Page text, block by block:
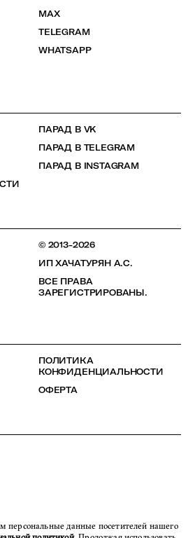
MAX
TELEGRAM
WHATSAPP
ПАРАД В VK
ПАРАД В TELEGRAM
ПАРАД В INSTAGRAM
© 2013-2026
ИП ХАЧАТУРЯН А.С.
ВСЕ ПРАВА
ЗАРЕГИСТРИРОВАНЫ.
ПОЛИТИКА
КОНФИДЕНЦИАЛЬНОСТИ
ОФЕРТА
данные посетителей нашего